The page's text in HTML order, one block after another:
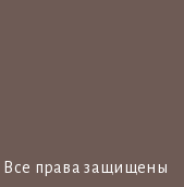
Все права защищены